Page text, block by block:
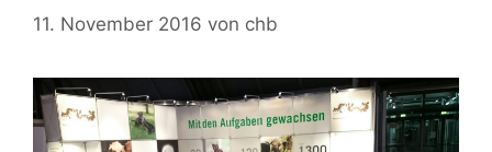
11. November 2016 von chb